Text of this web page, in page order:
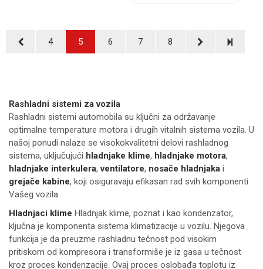
4 5 6 7 8
Rashladni sistemi za vozila
Rashladni sistemi automobila su ključni za održavanje
optimalne temperature motora i drugih vitalnih sistema vozila. U
našoj ponudi nalaze se visokokvalitetni delovi rashladnog
sistema, uključujući hladnjake klime, hladnjake motora,
hladnjake interkulera,ventilatore, nosače hladnjaka i
grejače kabine, koji osiguravaju efikasan rad svih komponenti
Vašeg vozila.
Hladnjaci klime Hladnjak klime, poznat i kao kondenzator,
ključna je komponenta sistema klimatizacije u vozilu. Njegova
funkcija je da preuzme rashladnu tečnost pod visokim
pritiskom od kompresora i transformiše je iz gasa u tečnost
kroz proces kondenzacije. Ovaj proces oslobađa toplotu iz